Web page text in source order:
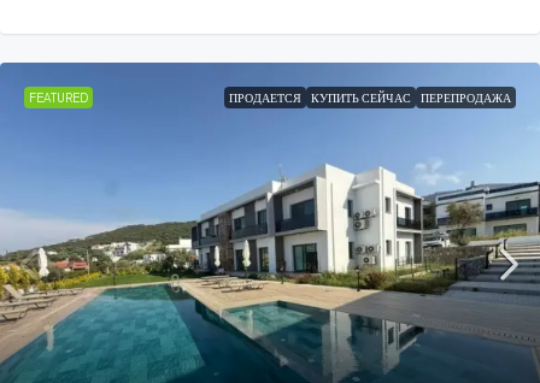
FEATURED ПРОДАЕТСЯ КУПИТЬ СЕЙЧАС ПЕРЕПРОДАЖА